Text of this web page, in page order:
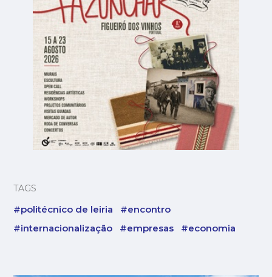
TAGS
#politécnico de leiria
#encontro
#internacionalização
#empresas #economia